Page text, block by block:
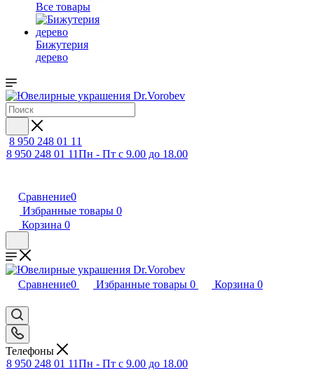
Все товары
Бижутерия
дерево
8 950 248 01 11
8 950 248 01 11Пн - Пт с 9.00 до 18.00
Сравнение0
Избранные товары 0
Корзина 0
Сравнение0 Избранные товары 0 Корзина 0
Телефоны
8 950 248 01 11Пн - Пт с 9.00 до 18.00